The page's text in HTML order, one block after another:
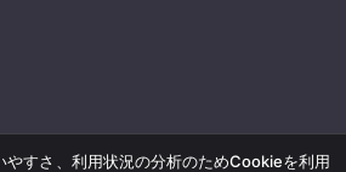
やすさ、利用状況の分析のためCookieを利用